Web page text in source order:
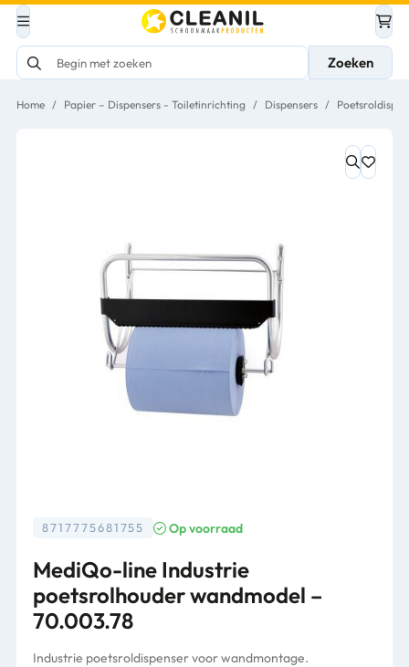
Zoeken
Home / Papier – Dispensers - Toiletinrichting / Dispensers /
8717775681755 Op voorraad
MediQo-line Industrie
poetsrolhouder wandmodel –
70.003.78
Industrie poetsroldispenser voor wandmontage.